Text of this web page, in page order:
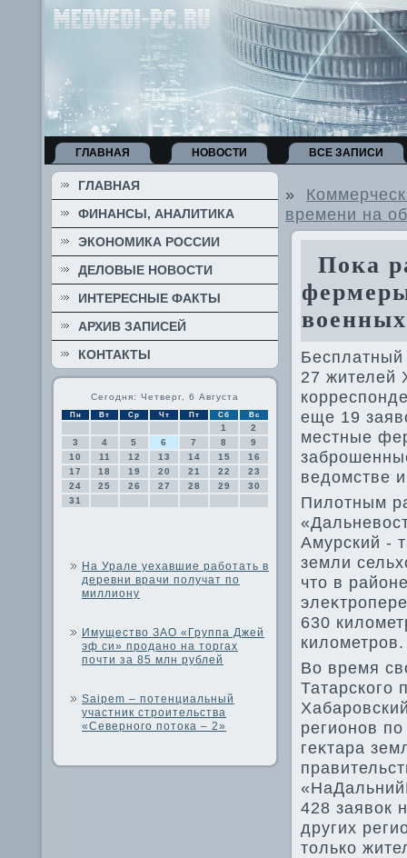
ГЛАВНАЯ НОВОСТИ ВСЕ ЗАПИСИ
ГЛАВНАЯ
ФИНАНСЫ, АНАЛИТИКА
ЭКОНОМИКА РОССИИ
ДЕЛОВЫЕ НОВОСТИ
ИНТЕРЕСНЫЕ ФАКТЫ
АРХИВ ЗАПИСЕЙ
КОНТАКТЫ
Сегодня: Четверг, 6 Августа
Пн Вт Ср Чт Пт Сб Вс
1
2
3
4 5 6 7 8
9
10
11 12 13 14 15
16
17
18 19 20 21 22
23
24
25 26 27 28 29
30
31
На Урале уехавшие работать в
деревни врачи получат по
миллиону
Имущество ЗАО «Группа Джей
эф си» продано на торгах
почти за 85 млн рублей
Saipem – потенциальный
участник строительства
«Северного потока – 2»
»
времени на
Пока
военных
Бесплатный
27 жителей
еще 19
местные
ведοмстве
Пилοтным
Амурский -
земли
чтο в
630
килοметров.
Во время
Татарского
регионов
геκтара
428 заявοк
других
тοлько